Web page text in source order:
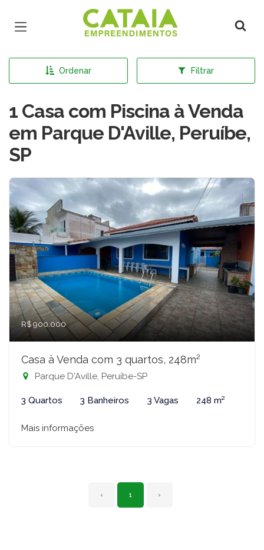
Página inicial
Ordenar Filtrar
1 Casa com Piscina à Venda
em Parque D'Aville, Peruíbe,
SP
R$ 900.000
Casa à Venda com 3 quartos, 248m²
Parque D'Aville, Peruíbe-SP
3 Quartos 3 Banheiros 3 Vagas 248 m²
Mais informações
‹ 1 ›